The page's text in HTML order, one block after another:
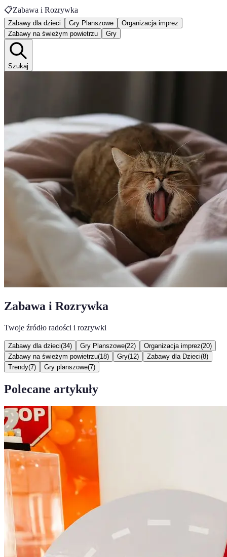
📋Zabawa i Rozrywka
Zabawy dla dzieci Gry Planszowe
Organizacja imprez
Zabawy na świeżym powietrzu
Gry
Szukaj
Zabawa i Rozrywka
Twoje źródło radości i rozrywki
Zabawy dla dzieci(34) Gry Planszowe(22) Organizacja imprez(20)
Zabawy na świeżym powietrzu(18) Gry(12) Zabawy dla Dzieci(8)
Trendy(7) Gry planszowe(7)
Polecane artykuły